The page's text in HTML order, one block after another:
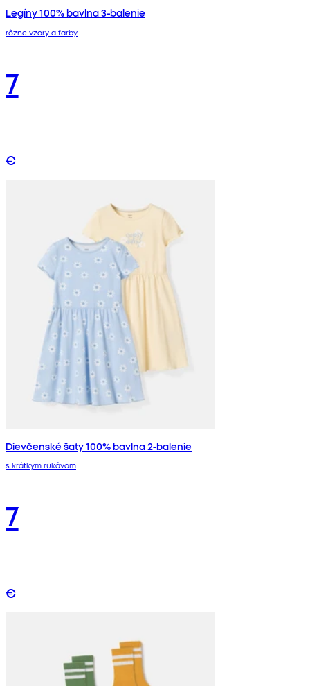
Legíny 100% bavlna 3-balenie
rôzne vzory a farby
7
€
Dievčenské šaty 100% bavlna 2-balenie
s krátkym rukávom
7
€